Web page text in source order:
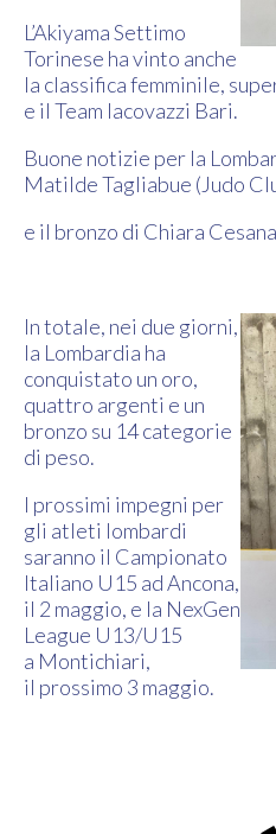
L’Akiyama Settimo
Torinese ha vinto anche
la classifica femminile,
e il Team Iacovazzi Bari.
Buone notizie per la
Matilde Tagliabue (Judo
e il bronzo di Chiara
In totale, nei due giorni,
la Lombardia ha
conquistato un oro,
quattro argenti e un
bronzo su 14 categorie
di peso.
I prossimi impegni per
gli atleti lombardi
saranno il Campionato
Italiano U15 ad Ancona,
il 2 maggio, e la NexGen
League U13/U15
a Montichiari,
il prossimo 3 maggio.